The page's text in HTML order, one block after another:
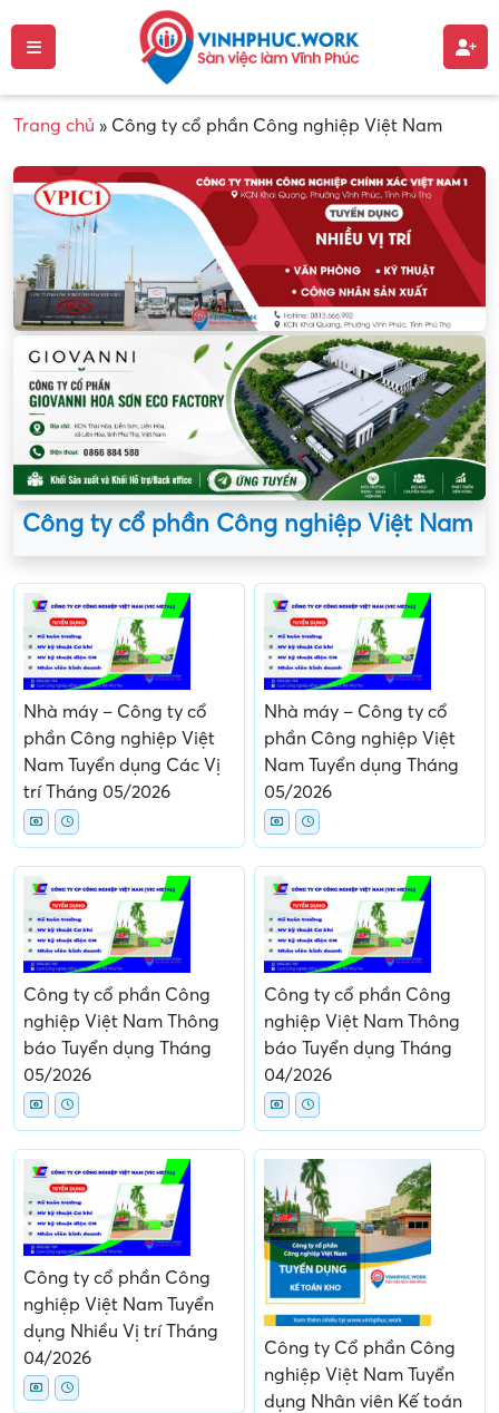
Trang chủ » Công ty cổ phần Công nghiệp Việt Nam
Công ty cổ phần Công nghiệp Việt Nam
Nhà máy – Công ty cổ
phần Công nghiệp Việt
Nam Tuyển dụng Các Vị
trí Tháng 05/2026
Nhà máy – Công ty cổ
phần Công nghiệp Việt
Nam Tuyển dụng Tháng
05/2026
Công ty cổ phần Công
nghiệp Việt Nam Thông
báo Tuyển dụng Tháng
05/2026
Công ty cổ phần Công
nghiệp Việt Nam Thông
báo Tuyển dụng Tháng
04/2026
Công ty cổ phần Công
nghiệp Việt Nam Tuyển
dụng Nhiều Vị trí Tháng
04/2026
Công ty Cổ phần Công
nghiệp Việt Nam Tuyển
dụng Nhân viên Kế toán